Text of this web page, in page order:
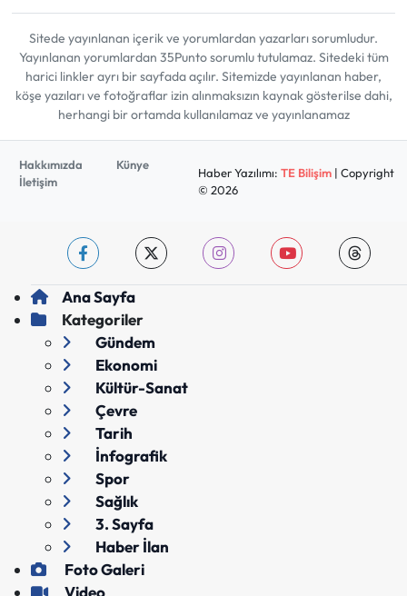
Sitede yayınlanan içerik ve yorumlardan yazarları sorumludur.
Yayınlanan yorumlardan 35Punto sorumlu tutulamaz. Sitedeki tüm
harici linkler ayrı bir sayfada açılır. Sitemizde yayınlanan haber,
köşe yazıları ve fotoğraflar izin alınmaksızın kaynak gösterilse dahi,
herhangi bir ortamda kullanılamaz ve yayınlanamaz
Hakkımızda
Künye
İletişim
Haber Yazılımı: TE Bilişim| Copyright
© 2026
Ana Sayfa
Kategoriler
Gündem
Ekonomi
Kültür-Sanat
Çevre
Tarih
İnfografik
Spor
Sağlık
3. Sayfa
Haber İlan
Foto Galeri
Video